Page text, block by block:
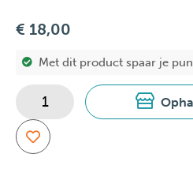
€ 18,00
Met dit product spaar je